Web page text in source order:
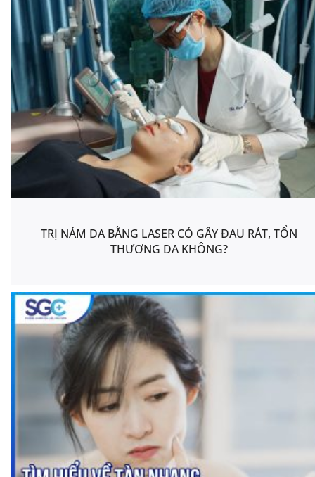
TRỊ NÁM DA BẰNG LASER CÓ GÂY ĐAU RÁT, TỔN
THƯƠNG DA KHÔNG?